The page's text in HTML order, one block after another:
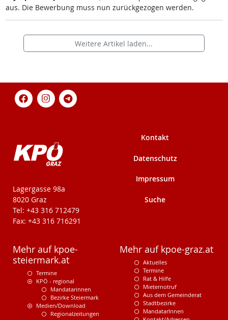
aus. Die Be­wer­bung muss nun zu­rück­ge­zo­gen wer­den.
Weitere Artikel laden...
KPÖ-Steiermark
Lagergasse 98a
8020 Graz
Tel: +43 316 712479
Fax: +43 316 716291
Kontakt
Datenschutz
Impressum
Suche
Mehr auf kpoe-
steiermark.at
Termine
KPÖ - regional
Mandatarinnen
Bezirke Steiermark
Medien/Download
Regionalzeitungen
Mehr auf kpoe-graz.at
Aktuelles
Termine
Rat & Hilfe
Mieternotruf
Aus dem Gemeinderat
Stadtbezirke
MandatarInnen